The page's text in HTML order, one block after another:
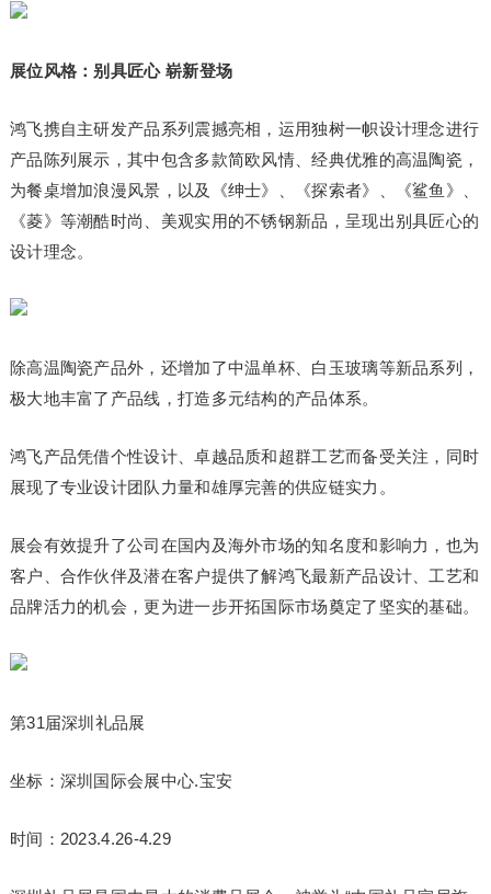
展位风格：别具匠心 崭新登场
鸿飞携自主研发产品系列震撼亮相，运用独树一帜设计理念进行
产品陈列展示，其中包含多款简欧风情、经典优雅的高温陶瓷，
为餐桌增加浪漫风景，以及《绅士》、《探索者》、《鲨鱼》、
《菱》等潮酷时尚、美观实用的不锈钢新品，呈现出别具匠心的
设计理念。
除高温陶瓷产品外，还增加了中温单杯、白玉玻璃等新品系列，
极大地丰富了产品线，打造多元结构的产品体系。
鸿飞产品凭借个性设计、卓越品质和超群工艺而备受关注，同时
展现了专业设计团队力量和雄厚完善的供应链实力。
展会有效提升了公司在国内及海外市场的知名度和影响力，也为
客户、合作伙伴及潜在客户提供了解鸿飞最新产品设计、工艺和
品牌活力的机会，更为进一步开拓国际市场奠定了坚实的基础。
第31届深圳礼品展
坐标：深圳国际会展中心.宝安
时间：2023.4.26-4.29